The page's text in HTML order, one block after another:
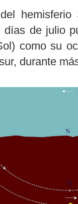
días de julio
como su
durante